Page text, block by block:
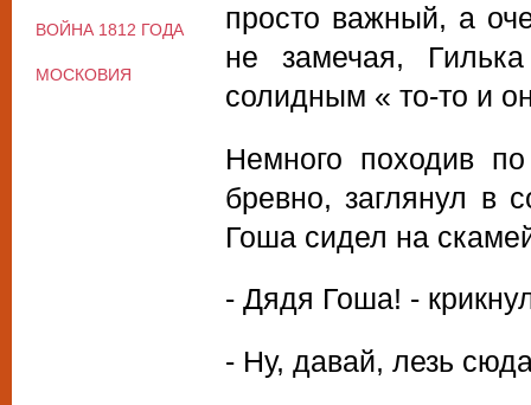
просто важный, а
не замечая,
солидным « то-то и
Немного походив
бревно, заглянул в
Гоша сидел на
- Дядя Гоша! -
- Ну, давай, лезь
ВОЙНА 1812 ГОДА
МОСКОВИЯ